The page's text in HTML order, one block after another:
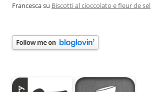
Francescasu Biscotti al cioccolato e fleur de sel